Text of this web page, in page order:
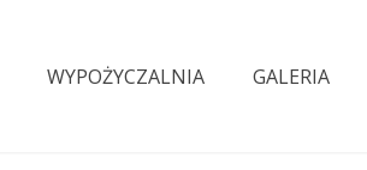
WYPOŻYCZALNIA GALERIA